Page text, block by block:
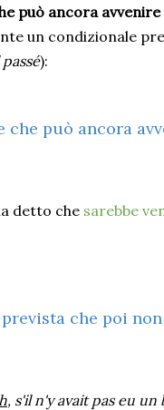
può ancora avvenire
un condizionale
):
che può ancora
detto che sarebbe
che poi
, s'il n'y avait pas eu